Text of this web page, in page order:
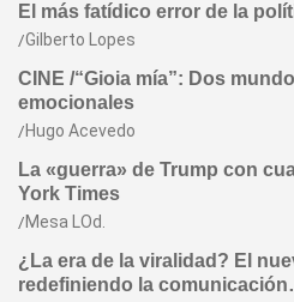
El más fatídico error de la
Gilberto Lopes
CINE /“Gioia mía”: Dos
emocionales
Hugo Acevedo
La «guerra» de Trump con
York Times
Mesa LOd.
¿La era de la viralidad? El
redefiniendo la